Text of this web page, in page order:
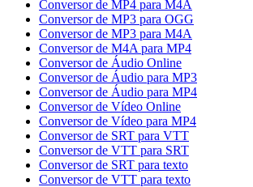
Conversor de MP4 para M4A
Conversor de MP3 para OGG
Conversor de MP3 para M4A
Conversor de M4A para MP4
Conversor de Áudio Online
Conversor de Áudio para MP3
Conversor de Áudio para MP4
Conversor de Vídeo Online
Conversor de Vídeo para MP4
Conversor de SRT para VTT
Conversor de VTT para SRT
Conversor de SRT para texto
Conversor de VTT para texto